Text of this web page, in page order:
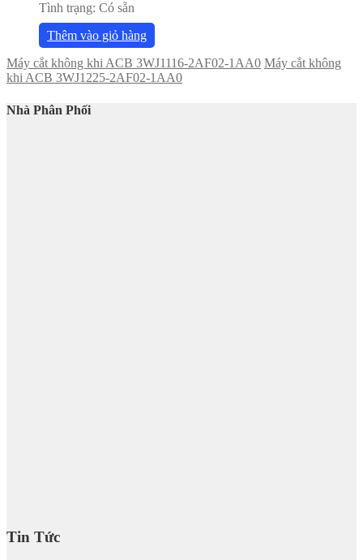
Tình trạng: Có sẵn
Thêm vào giỏ hàng
Máy cắt không khi ACB 3WJ1116-2AF02-1AA0 Máy cắt không
khi ACB 3WJ1225-2AF02-1AA0
Nhà Phân Phối
Tin Tức